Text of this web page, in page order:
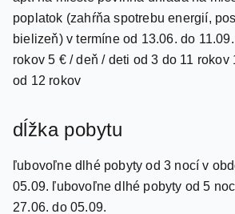
povinná úhrada za upratovanie pri
apt. na mieste povinná úhrada na
poplatok (zahŕňa spotrebu energií,
dĺžka pobytu